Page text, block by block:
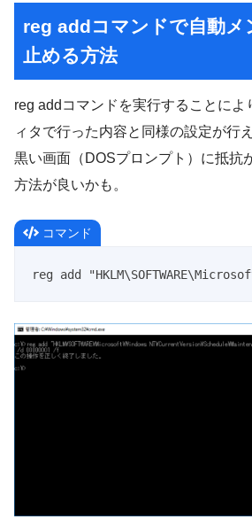
reg addコマンドで自動メ
止める方法
reg addコマンドを実行することによ
ィタで行った内容と同様の設定が行え
黒い画面（DOSプロンプト）に抵抗
方法が良いかも。
コマンド
reg add